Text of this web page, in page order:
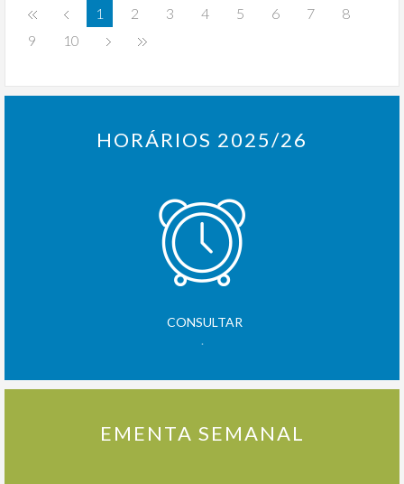
1
2 3 4 5 6 7
8
9
10
HORÁRIOS 2025/26
CONSULTAR
.
EMENTA SEMANAL